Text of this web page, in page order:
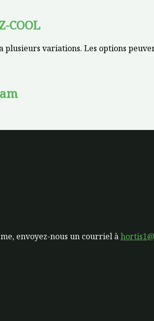
COOL
plusieurs variations. Les options
envoyez-nous un courriel à